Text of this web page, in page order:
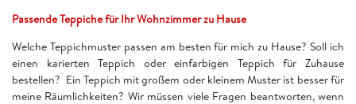
Passende Teppiche für Ihr Wohnzimmer zu Hause
Welche Teppichmuster passen am besten für mich zu Hause? Soll ich
einen karierten Teppich oder einfarbigen Teppich für Zuhause
bestellen? Ein Teppich mit großem oder kleinem Muster ist besser für
meine Räumlichkeiten? Wir müssen viele Fragen beantworten, wenn